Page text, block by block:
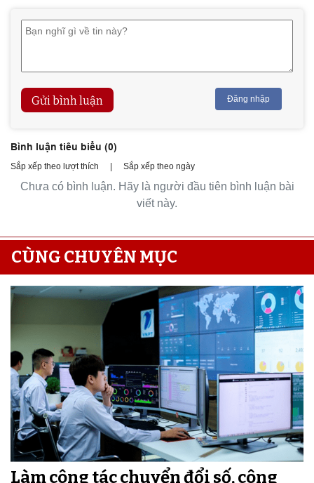
Gửi bình luận Đăng nhập
Bình luận tiêu biểu (0)
Sắp xếp theo lượt thích | Sắp xếp theo ngày
Chưa có bình luận. Hãy là người đầu tiên bình luận bài
viết này.
CÙNG CHUYÊN MỤC
Làm công tác chuyển đổi số, công